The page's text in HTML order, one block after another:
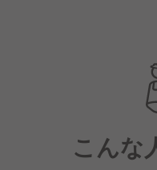
現在は飲食事業のブ
●国内直営レストラン
●海外直営レストラン
●国内デリバリー・テ
●国内FC事業 / 海外
など幅広く事業を展開
こんな